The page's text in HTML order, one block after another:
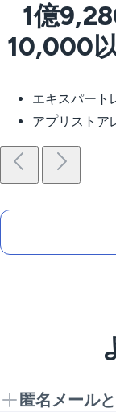
1億
10,000
エキスパート
アプリストア
匿名メール